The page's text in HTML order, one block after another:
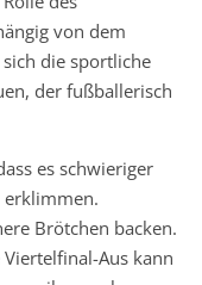
von dem
die sportliche
der fußballerisch
es schwieriger
erklimmen.
Brötchen backen.
Aus kann